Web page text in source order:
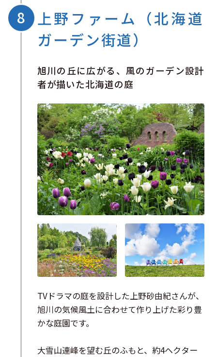
上野ファーム（北海道
ガーデン街道）
旭川の丘に広がる、風のガーデン設計
者が描いた北海道の庭
TVドラマの庭を設計した上野砂由紀さんが、
旭川の気候風土に合わせて作り上げた彩り豊
かな庭園です。
大雪山連峰を望む丘のふもと、約4ヘクター